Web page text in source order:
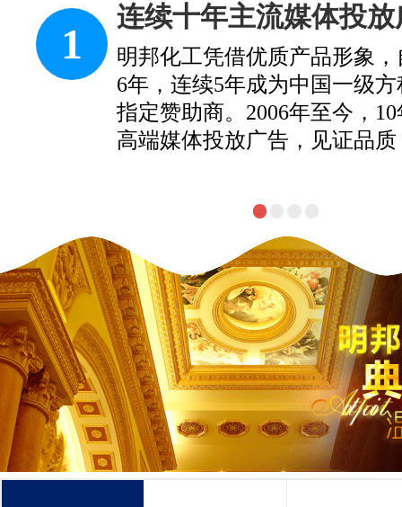
1
连续十年主流媒体投放
明邦化工凭借优质产品形象，
6年，连续5年成为中国一级
指定赞助商。2006年至今，
高端媒体投放广告，见证品